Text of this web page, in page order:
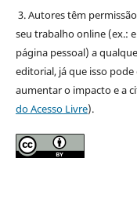
3. Autores têm
seu trabalho online (ex.:
página pessoal) a
editorial, já que isso
aumentar o impacto e a
do Acesso Livre).